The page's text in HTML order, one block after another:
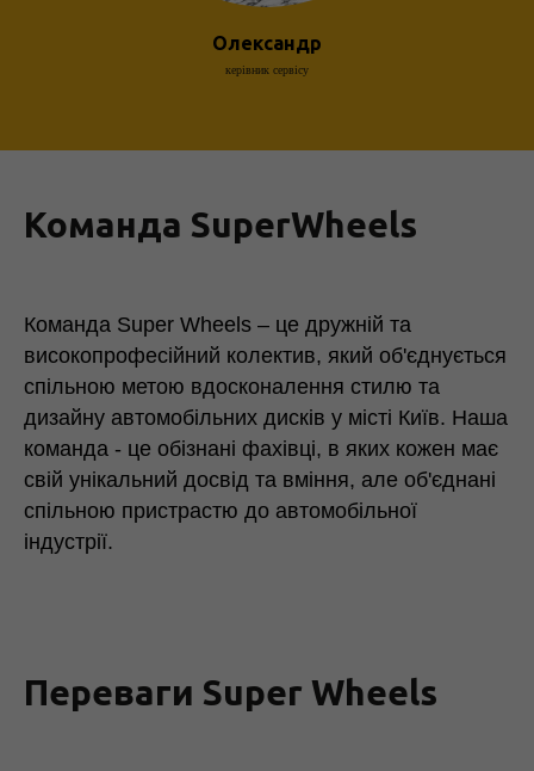
Олександр
керівник сервісу
Команда SuperWheels
Команда Super Wheels – це дружній та
високопрофесійний колектив, який об'єднується
спільною метою вдосконалення стилю та
дизайну автомобільних дисків у місті Київ. Наша
команда - це обізнані фахівці, в яких кожен має
свій унікальний досвід та вміння, але об'єднані
спільною пристрастю до автомобільної
індустрії.
Переваги Super Wheels